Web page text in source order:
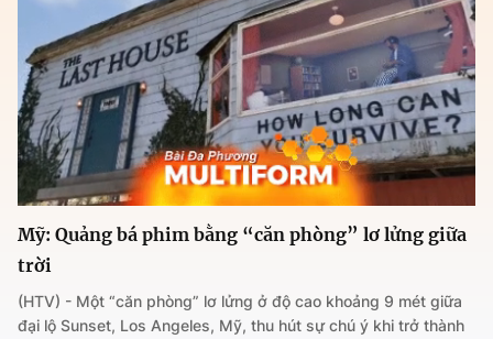
Mỹ: Quảng bá phim bằng “căn phòng” lơ lửng giữa
trời
(HTV) - Một “căn phòng” lơ lửng ở độ cao khoảng 9 mét giữa
đại lộ Sunset, Los Angeles, Mỹ, thu hút sự chú ý khi trở thành